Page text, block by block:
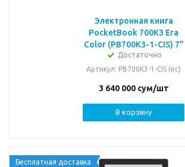
Электронная книга
PocketBook 700K3 Era
Color (PB700K3-1-CIS) 7”
Достаточно
Артикул: PB700K3-1-CIS (ec)
3 640 000сум/шт
В корзину
Бесплатная доставка